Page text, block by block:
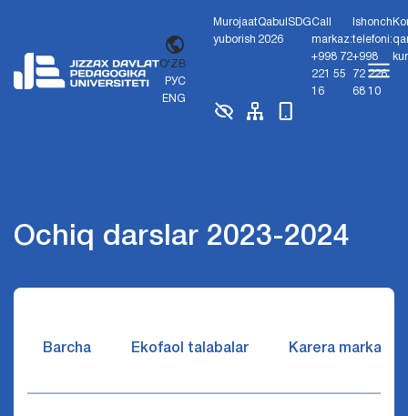
O'ZB
РУС
ENG
Murojaat
yuborish
Qabul
2026
SDGCall
markaz:
+998 72
221 55
16
Ishonch
telefoni:
+998
72 226
68 10
Ochiq darslar 2023-2024
Barcha Ekofaol talabalar Karera markazi